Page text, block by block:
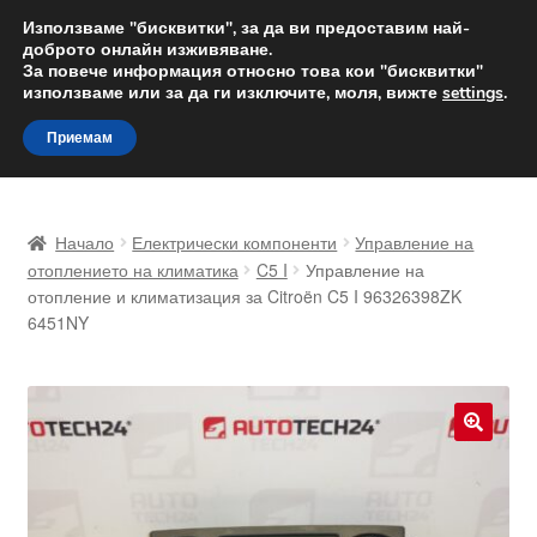
ДОСТАВКА от 12 лв.
Доставка по целия свят
Skip
to
navigation
Skip
to
content
Доставка по целия свят
Жалби
За нас
Начало Електрически компоненти
Управление на
отоплението на климатика
C5 I
Управление на
отопление и климатизация за Citroën C5 I 96326398ZK
6451NY
Използваме "бисквитки", за да ви предоставим най-
доброто онлайн изживяване.
За повече информация относно това кои "бисквитки"
използваме или за да ги изключите, моля, вижте settings.
Приемам